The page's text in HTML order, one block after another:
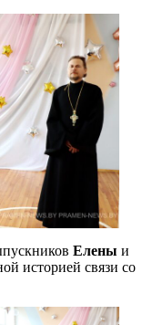
Елены и
историей связи со